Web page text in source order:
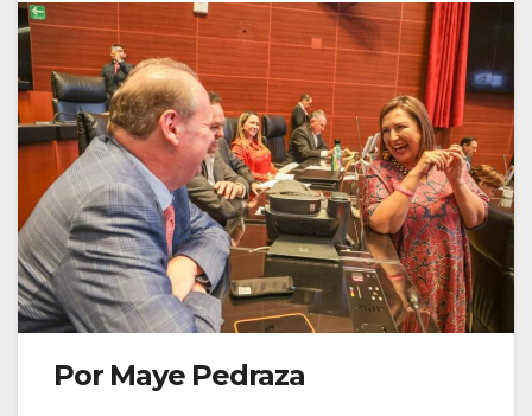
Por Maye Pedraza